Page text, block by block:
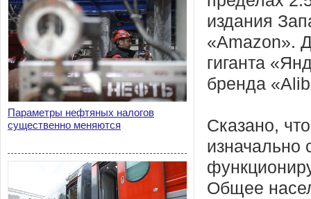
Параметры нефтяных налогов
существенно меняются
издания
«Amazon».
гиганта
бренда
Сказано,
изначально
Общее